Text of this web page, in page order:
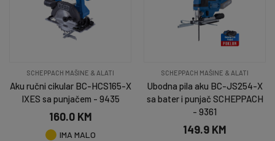
SCHEPPACH MAŠINE & ALATI
Aku ručni cikular BC-HCS165-X
IXES sa punjačem - 9435
160.0 KM
IMA MALO
SCHEPPACH MAŠINE & ALATI
Ubodna pila aku BC-JS254-X
sa bater i punjač SCHEPPACH
- 9361
149.9 KM